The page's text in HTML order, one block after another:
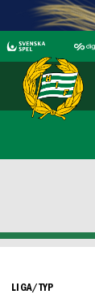
LIGA/TYP